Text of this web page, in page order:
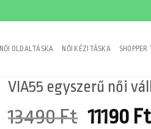
NŐI OLDALTÁSKA NŐI KÉZITÁSKA SHOPPER
VIA55 egyszerű női
13490Ft Original
11190 Ft